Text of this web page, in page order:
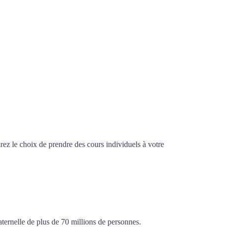
le choix de prendre des cours individuels à votre
de plus de 70 millions de personnes.